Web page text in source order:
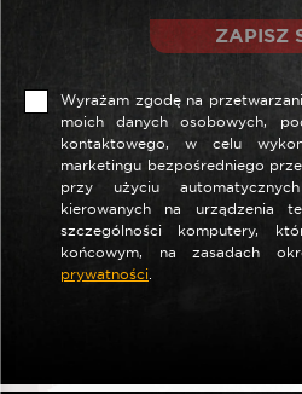
ZAPISZ
Wyrażam zgodę na
moich danych osobowych,
kontaktowego, w celu
marketingu bezpośredniego
przy użyciu
kierowanych na urządzenia
szczególności komputery,
końcowym, na zasadach
prywatności